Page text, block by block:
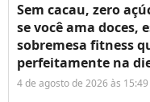
Sem cacau, zero
se você ama doces,
sobremesa fitness
perfeitamente na
4 de agosto de 2026 às 15:49